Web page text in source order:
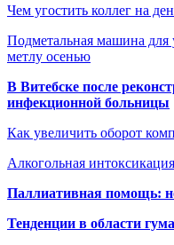
Чем угостить коллег на
Подметальная машина для
метлу осенью
В Витебске после
инфекционной больницы
Как увеличить оборот
Алкогольная
Паллиативная помощь:
Тенденции в области